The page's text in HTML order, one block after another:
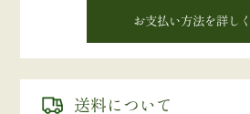
お支払い方法を詳し
送料について